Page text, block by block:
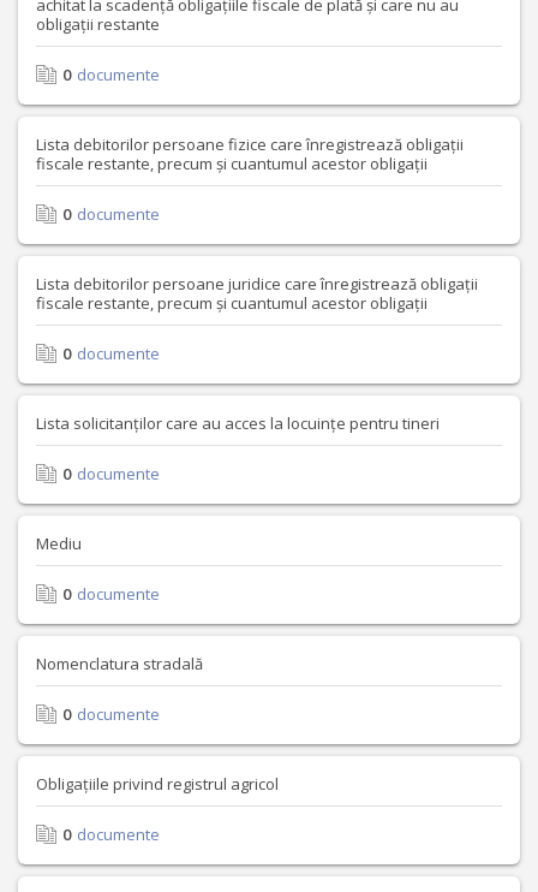
achitat la scadență obligațiile fiscale de plată și care nu au
obligații restante
0 documente
Lista debitorilor persoane fizice care înregistrează obligații
fiscale restante, precum și cuantumul acestor obligații
0 documente
Lista debitorilor persoane juridice care înregistrează obligații
fiscale restante, precum și cuantumul acestor obligații
0 documente
Lista solicitanților care au acces la locuințe pentru tineri
0 documente
Mediu
0 documente
Nomenclatura stradală
0 documente
Obligațiile privind registrul agricol
0 documente